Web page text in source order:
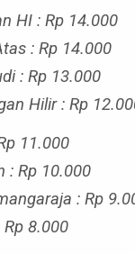
HI : Rp 14.000
: Rp 14.000
: Rp 13.000
Hilir : Rp
11.000
: Rp 10.000
: Rp
8.000